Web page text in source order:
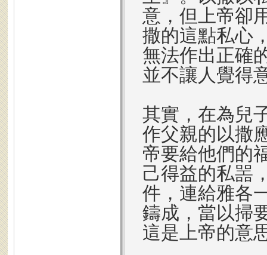
意，但上帝卻
撒的這點私心
無法作出正確
並不讓人覺得
其實，在為兒
作父親的以撒
帝要給他們的
己得益的私噐
件，連給雅各
鑄成，當以掃
這是上帝的意